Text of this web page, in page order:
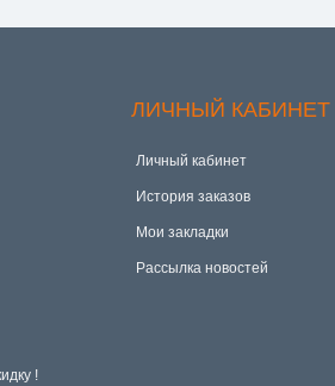
!
ЛИЧНЫЙ КАБИНЕТ
Личный кабинет
История заказов
Мои закладки
Рассылка новостей